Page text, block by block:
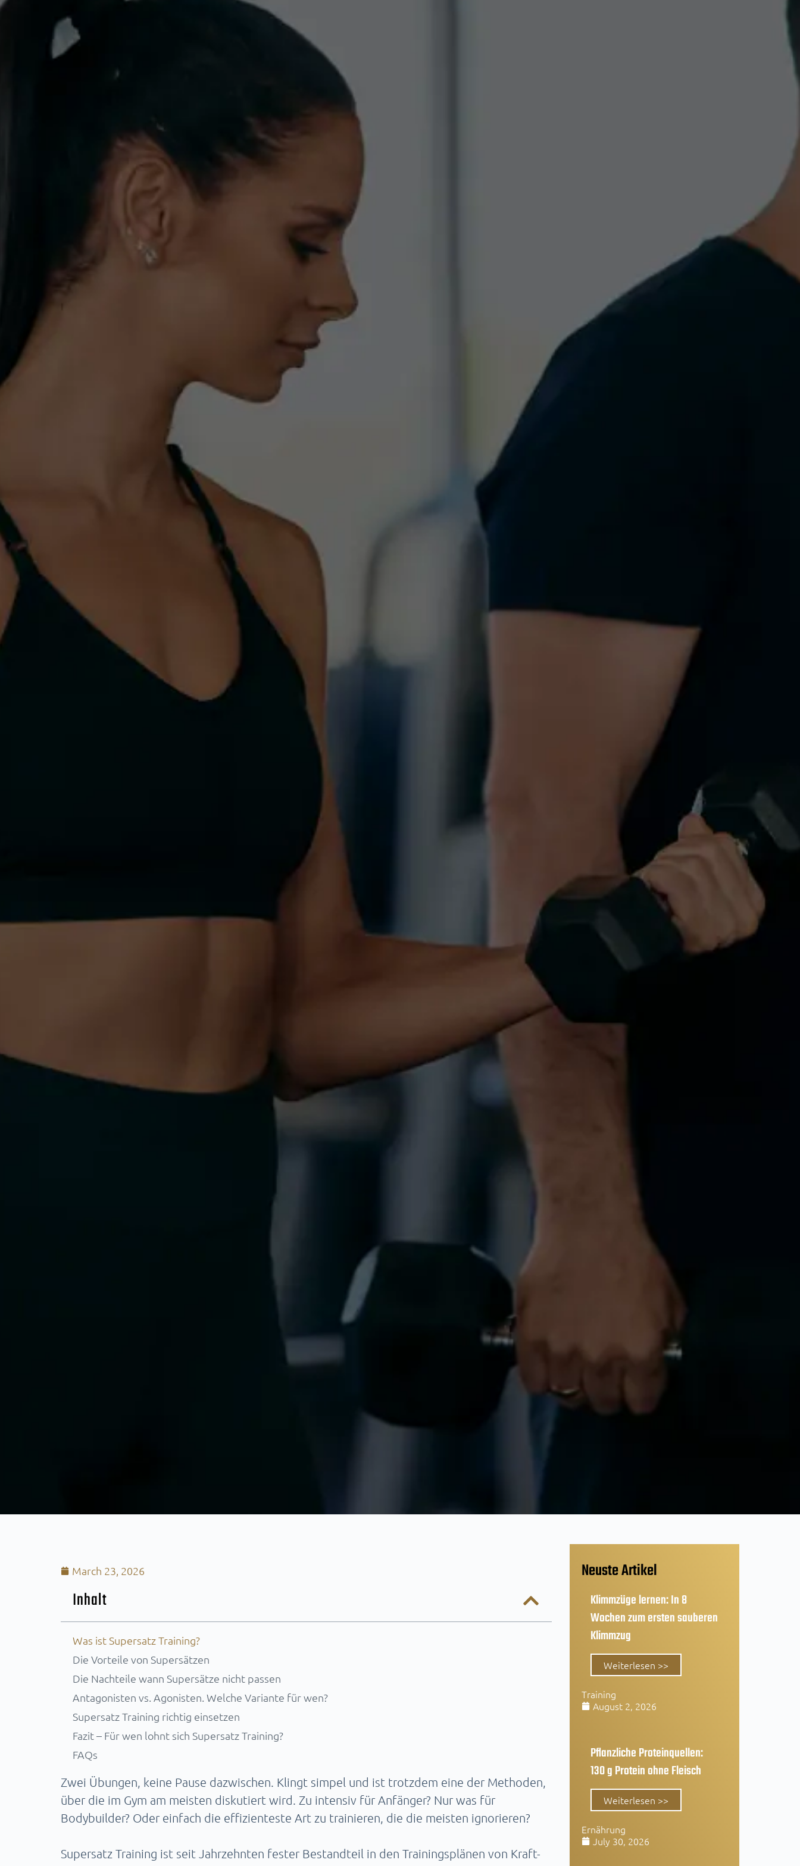
March 23, 2026
Inhalt
Was ist Supersatz Training?
Die Vorteile von Supersätzen
Die Nachteile wann Supersätze nicht passen
Antagonisten vs. Agonisten. Welche Variante für wen?
Supersatz Training richtig einsetzen
Fazit – Für wen lohnt sich Supersatz Training?
FAQs
Zwei Übungen, keine Pause dazwischen. Klingt simpel und ist trotzdem eine der Methoden,
über die im Gym am meisten diskutiert wird. Zu intensiv für Anfänger? Nur was für
Bodybuilder? Oder einfach die effizienteste Art zu trainieren, die die meisten ignorieren?
Supersatz Training ist seit Jahrzehnten fester Bestandteil in den Trainingsplänen von Kraft-
Neuste Artikel
Klimmzüge lernen: In 8
Wochen zum ersten sauberen
Klimmzug
Weiterlesen >>
Training
August 2, 2026
Pflanzliche Proteinquellen:
130 g Protein ohne Fleisch
Weiterlesen >>
Ernährung
July 30, 2026